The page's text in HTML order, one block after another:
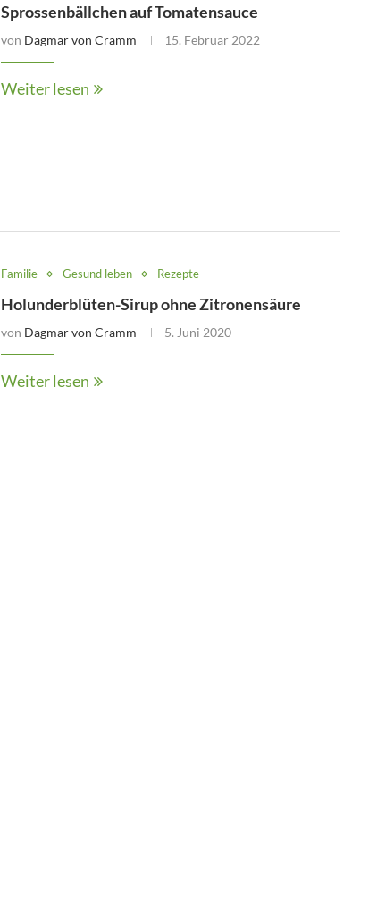
Sprossenbällchen auf Tomatensauce
von Dagmar von Cramm 15. Februar 2022
Weiter lesen
Familie Gesund leben Rezepte
Holunderblüten-Sirup ohne Zitronensäure
von Dagmar von Cramm 5. Juni 2020
Weiter lesen